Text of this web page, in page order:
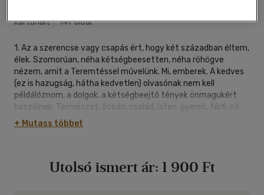
kartonált|147 oldal
1. Az a szerencse vagy csapás ért, hogy két században éltem,
élek. Szomorúan, néha kétségbeesetten, néha röhögve
nézem, amit a Teremtéssel művelünk. Mi, emberek. A kedves
(ez is hazugság, hátha kedvetlen) olvasónak nem kell
példálóznom, a dolgok, a kétségbeejtő tények önmagukért
beszélnek. Természet, óceán, család, Isten, gyerek, férfi, nő
(bocsánat: nő, férfi) fogalmak, a józan ész határait messze
túllépve, eszelős, irracionális támadásnak vannak kitéve
+ Mutass többet
Utolsó ismert ár: 1 900 Ft